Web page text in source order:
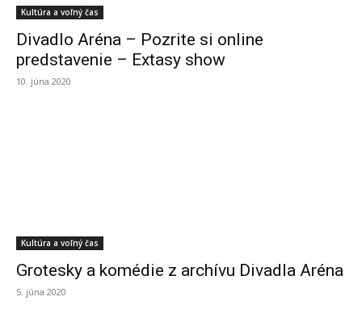
Kultúra a voľný čas
Divadlo Aréna – Pozrite si online
predstavenie – Extasy show
10. júna 2020
Kultúra a voľný čas
Grotesky a komédie z archívu Divadla Aréna
5. júna 2020